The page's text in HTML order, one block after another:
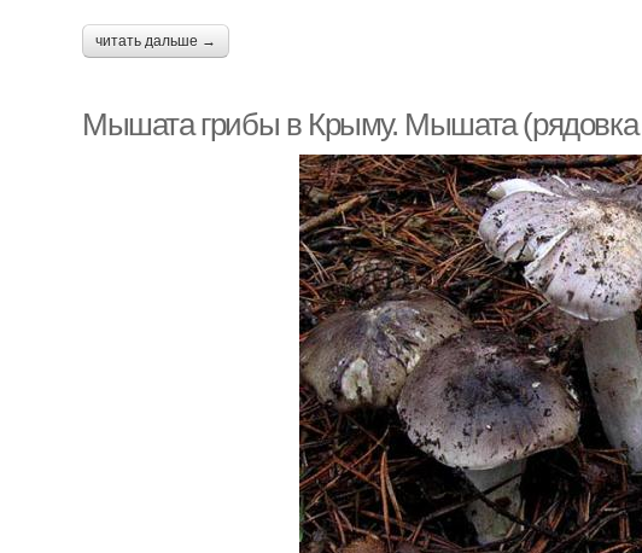
читать дальше →
Мышата грибы в Крыму. Мышата (рядовка